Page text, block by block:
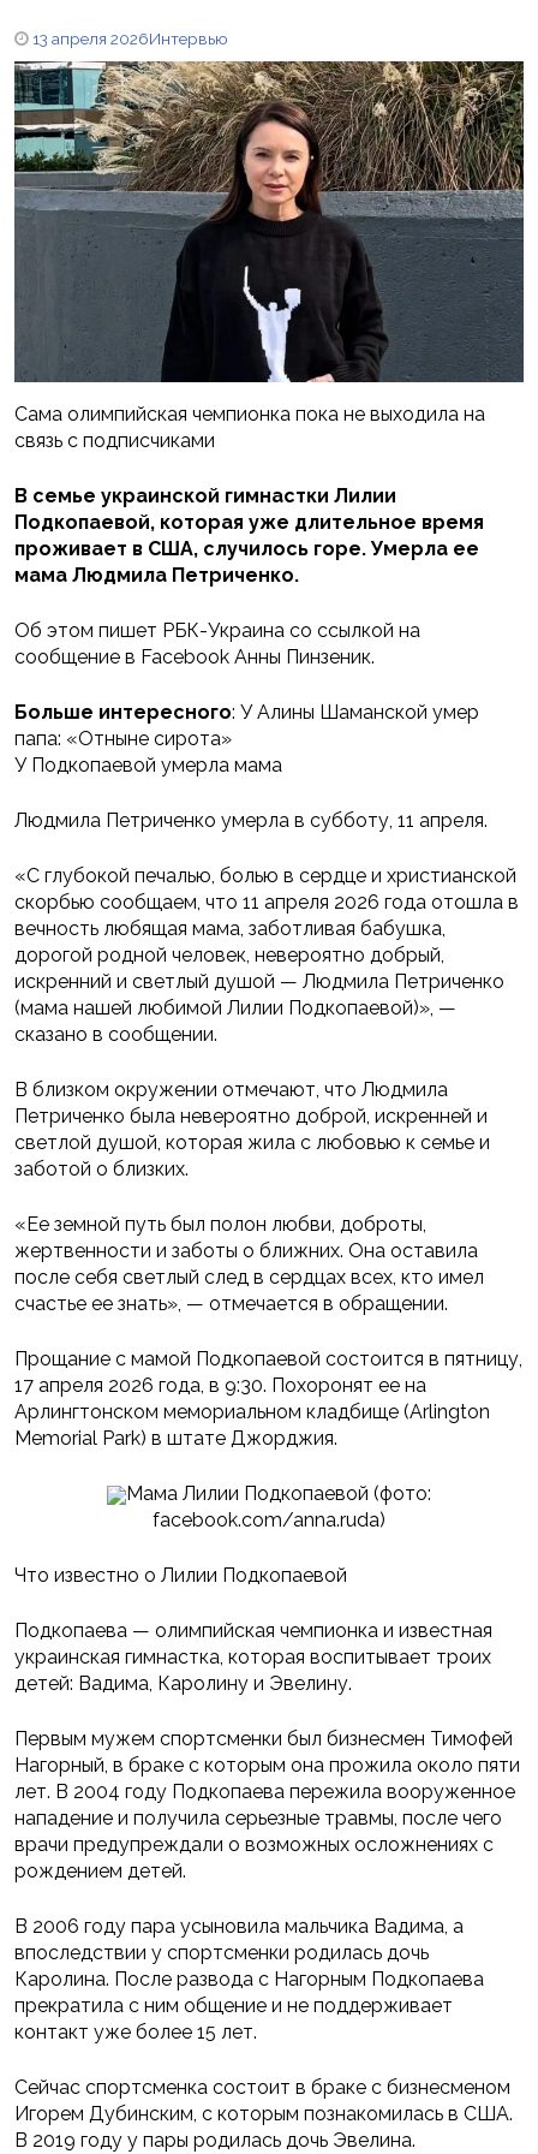
13 апреля 2026Интервью
Сама олимпийская чемпионка пока не выходила на
связь с подписчиками
В семье украинской гимнастки Лилии
Подкопаевой, которая уже длительное время
проживает в США, случилось горе. Умерла ее
мама Людмила Петриченко.
Об этом пишет РБК-Украина со ссылкой на
сообщение в Facebook Анны Пинзеник.
Больше интересного: У Алины Шаманской умер
папа: «Отныне сирота»
У Подкопаевой умерла мама
Людмила Петриченко умерла в субботу, 11 апреля.
«С глубокой печалью, болью в сердце и христианской
скорбью сообщаем, что 11 апреля 2026 года отошла в
вечность любящая мама, заботливая бабушка,
дорогой родной человек, невероятно добрый,
искренний и светлый душой — Людмила Петриченко
(мама нашей любимой Лилии Подкопаевой)», —
сказано в сообщении.
В близком окружении отмечают, что Людмила
Петриченко была невероятно доброй, искренней и
светлой душой, которая жила с любовью к семье и
заботой о близких.
«Ее земной путь был полон любви, доброты,
жертвенности и заботы о ближних. Она оставила
после себя светлый след в сердцах всех, кто имел
счастье ее знать», — отмечается в обращении.
Прощание с мамой Подкопаевой состоится в пятницу,
17 апреля 2026 года, в 9:30. Похоронят ее на
Арлингтонском мемориальном кладбище (Arlington
Memorial Park) в штате Джорджия.
Мама Лилии Подкопаевой (фото:
facebook.com/anna.ruda)
Что известно о Лилии Подкопаевой
Подкопаева — олимпийская чемпионка и известная
украинская гимнастка, которая воспитывает троих
детей: Вадима, Каролину и Эвелину.
Первым мужем спортсменки был бизнесмен Тимофей
Нагорный, в браке с которым она прожила около пяти
лет. В 2004 году Подкопаева пережила вооруженное
нападение и получила серьезные травмы, после чего
врачи предупреждали о возможных осложнениях с
рождением детей.
В 2006 году пара усыновила мальчика Вадима, а
впоследствии у спортсменки родилась дочь
Каролина. После развода с Нагорным Подкопаева
прекратила с ним общение и не поддерживает
контакт уже более 15 лет.
Сейчас спортсменка состоит в браке с бизнесменом
Игорем Дубинским, с которым познакомилась в США.
В 2019 году у пары родилась дочь Эвелина.